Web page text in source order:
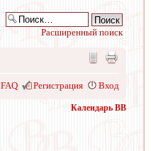
Расширенный поиск
FAQ Регистрация Вход
Календарь ВВ